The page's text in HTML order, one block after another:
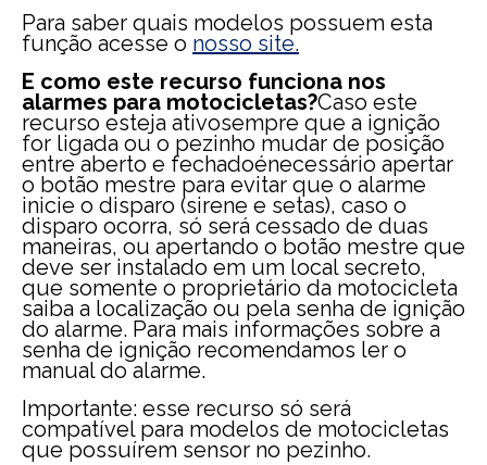
Para saber quais modelos possuem esta
função acesse o nosso site.
E como este recurso funciona nos
alarmes para motocicletas?Caso este
recurso esteja ativosempre que a ignição
for ligada ou o pezinho mudar de posição
entre aberto e fechadoénecessário apertar
o botão mestre para evitar que o alarme
inicie o disparo (sirene e setas), caso o
disparo ocorra, só será cessado de duas
maneiras, ou apertando o botão mestre que
deve ser instalado em um local secreto,
que somente o proprietário da motocicleta
saiba a localização ou pela senha de ignição
do alarme. Para mais informações sobre a
senha de ignição recomendamos ler o
manual do alarme.
Importante: esse recurso só será
compatível para modelos de motocicletas
que possuírem sensor no pezinho.